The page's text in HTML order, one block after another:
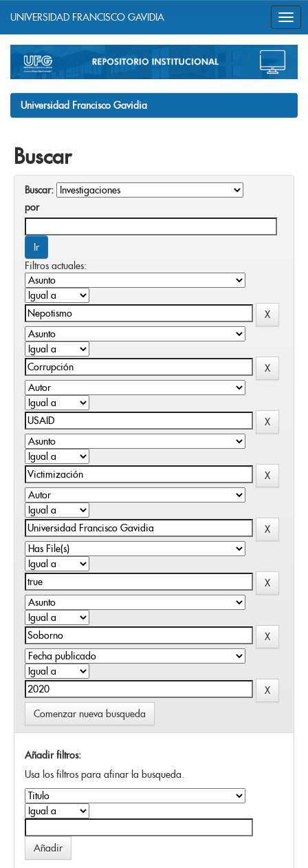
navigation
UNIVERSIDAD FRANCISCO GAVIDIA
Universidad Francisco Gavidia
Buscar
Buscar:
por
Filtros actuales:
Comenzar nueva busqueda
Añadir filtros:
Usa los filtros para afinar la busqueda.